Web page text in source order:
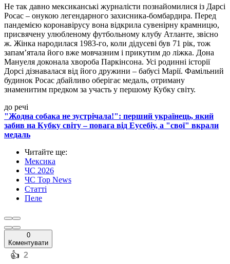
Не так давно мексиканські журналісти познайомилися із Дарсі
Росас – онукою легендарного захисника-бомбардира. Перед
пандемією коронавірусу вона відкрила сувенірну крамницю,
присвячену улюбленому футбольному клубу Атланте, звісно
ж. Жінка народилася 1983-го, коли дідусеві був 71 рік, тож
запам’ятала його вже мовчазним і прикутим до ліжка. Дона
Мануеля доконала хвороба Паркінсона. Усі родинні історії
Дорсі дізнавалася від його дружини – бабусі Марії. Фамільний
будинок Росас дбайливо оберігає медаль, отриману
знаменитим предком за участь у першому Кубку світу.
до речі
"Жодна собака не зустрічала!": перший українець, який
забив на Кубку світу – повага від Еусебіу, а "свої" вкрали
медаль
Читайте ще:
Мексика
ЧС 2026
ЧС Top News
Статті
Пеле
0
Коментувати
️👍 2